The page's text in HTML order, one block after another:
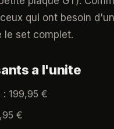
qui ont besoin
le set complet.
a l'unite
: 199,95 €
€